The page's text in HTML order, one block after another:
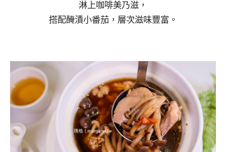
淋上咖啡美乃滋，
搭配醃漬小番茄，層次滋味豐富。